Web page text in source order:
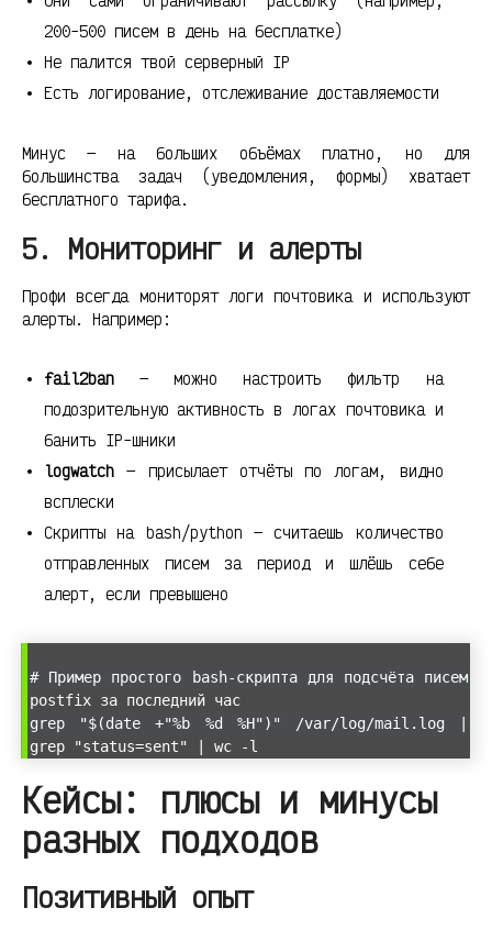
200-500 писем в день на бесплатке)
Не палится твой серверный IP
Есть логирование, отслеживание доставляемости
Минус — на больших объёмах платно, но для
большинства задач (уведомления, формы) хватает
бесплатного тарифа.
5. Мониторинг и алерты
Профи всегда мониторят логи почтовика и используют
алерты. Например:
fail2ban — можно настроить фильтр на
подозрительную активность в логах почтовика и
банить IP-шники
logwatch — присылает отчёты по логам, видно
всплески
Скрипты на bash/python — считаешь количество
отправленных писем за период и шлёшь себе
алерт, если превышено
# Пример простого bash-скрипта для подсчёта писем
postfix за последний час
grep "$(date +"%b %d %H")" /var/log/mail.log |
grep "status=sent" | wc -l
Кейсы: плюсы и минусы
разных подходов
Позитивный опыт